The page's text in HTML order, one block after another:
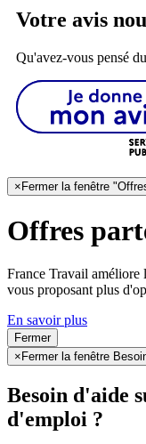
Votre avis
Qu'avez-vous pensé
×Fermer la fenêtre
Offres
France Travail améliore
vous proposant plus
En savoir plus
Fermer
× Fermer la fenêtre
Besoin d'aide
d'emploi ?